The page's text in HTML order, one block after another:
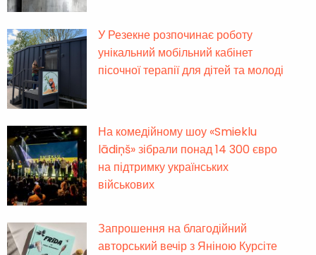
У Резекне розпочинає роботу
унікальний мобільний кабінет
пісочної терапії для дітей та молоді
На комедійному шоу «Smieklu
lādiņš» зібрали понад 14 300 євро
на підтримку українських
військових
Запрошення на благодійний
авторський вечір з Яніною Курсіте